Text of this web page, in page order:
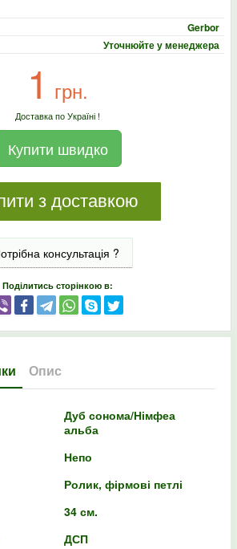
Gerbor
Уточнюйте у менеджера
1 грн.
Доставка по Україні !
Купити швидко
з доставкою
консультація ?
Поділитись сторінкою в:
Опис
Дуб сонома/Німфеа
альба
Непо
Ролик, фірмові петлі
34 см.
ДСП